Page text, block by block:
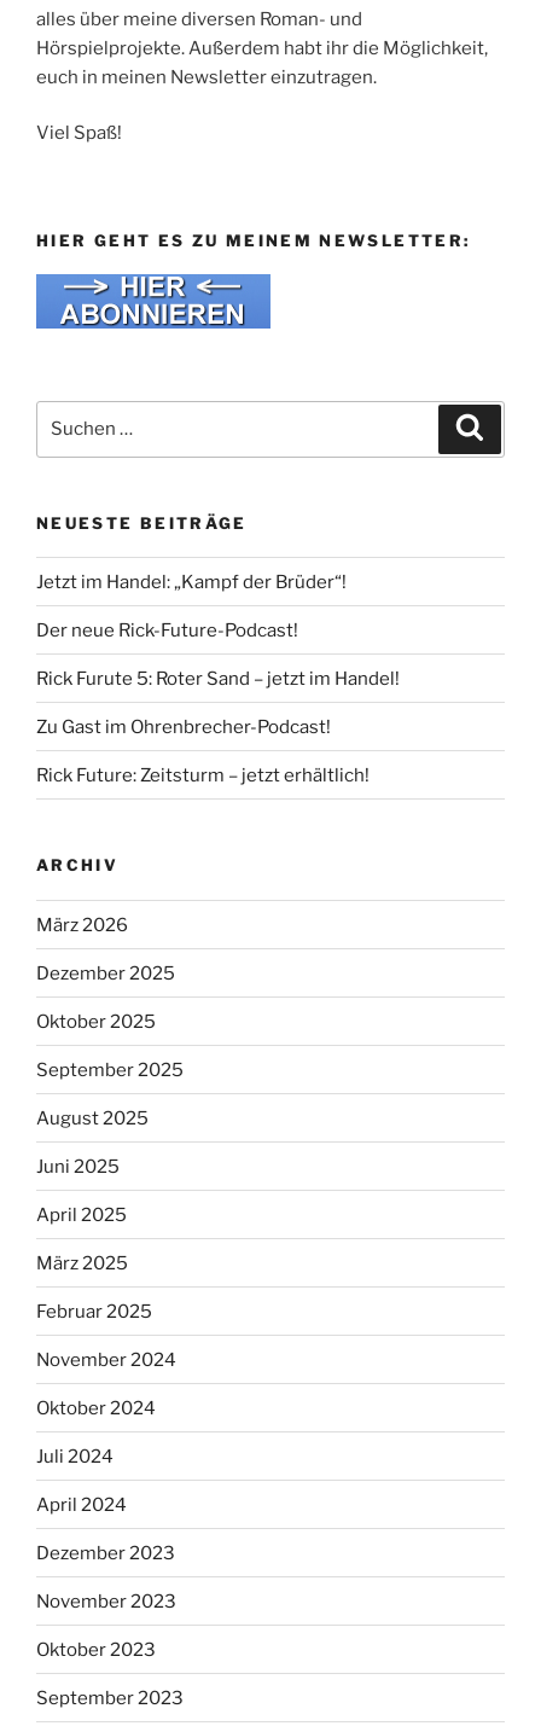
alles über meine diversen Roman- und
Hörspielprojekte. Außerdem habt ihr die Möglichkeit,
euch in meinen Newsletter einzutragen.
Viel Spaß!
HIER GEHT ES ZU MEINEM NEWSLETTER:
nach:
NEUESTE BEITRÄGE
Jetzt im Handel: „Kampf der Brüder“!
Der neue Rick-Future-Podcast!
Rick Furute 5: Roter Sand – jetzt im Handel!
Zu Gast im Ohrenbrecher-Podcast!
Rick Future: Zeitsturm – jetzt erhältlich!
ARCHIV
März 2026
Dezember 2025
Oktober 2025
September 2025
August 2025
Juni 2025
April 2025
März 2025
Februar 2025
November 2024
Oktober 2024
Juli 2024
April 2024
Dezember 2023
November 2023
Oktober 2023
September 2023